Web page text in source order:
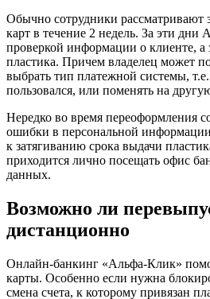
Обычно сотрудники рассматривают
карт в течение 2 недель. За эти дни
проверкой информации о клиенте, а
пластика. Причем владелец может
выбрать тип платежной системы, т.е.
пользовался, или поменять на
Нередко во время переоформления
ошибки в персональной
к затягиванию срока выдачи
приходится лично посещать офис
данных.
Возможно ли
дистанционно
Онлайн-банкинг «Альфа-Клик»
карты. Особенно если нужна
смена счета, к которому привязан